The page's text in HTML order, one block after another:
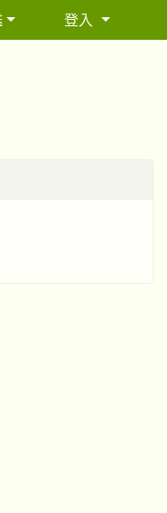
登入